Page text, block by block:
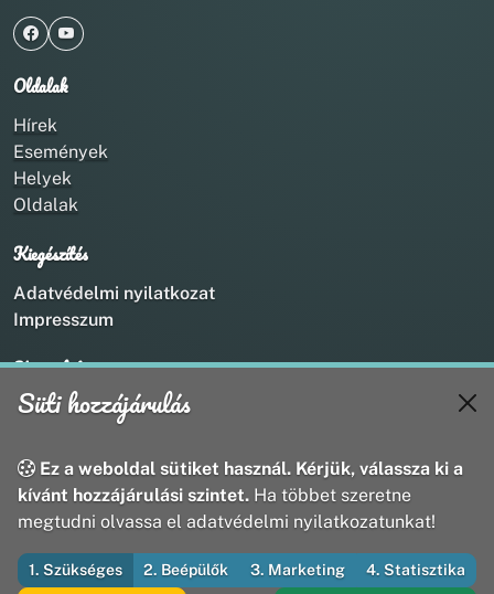
Oldalak
Hírek
Események
Helyek
Oldalak
Kiegészítés
Adatvédelmi nyilatkozat
Impresszum
Kapcsolat
+36 20 211 1888
webmaster@utirany.hu
8419 Csesznek, Vasút u.18.
© 2026 Útirány Webmédia Bt. — Minden jog fenntartva
Süti hozzájárulás
Ez a weboldal sütiket használ. Kérjük, válassza ki a
kívánt hozzájárulási szintet. Ha többet szeretne
megtudni olvassa el adatvédelmi nyilatkozatunkat!
1. Szükséges 2. Beépülők 3. Marketing 4. Statisztika